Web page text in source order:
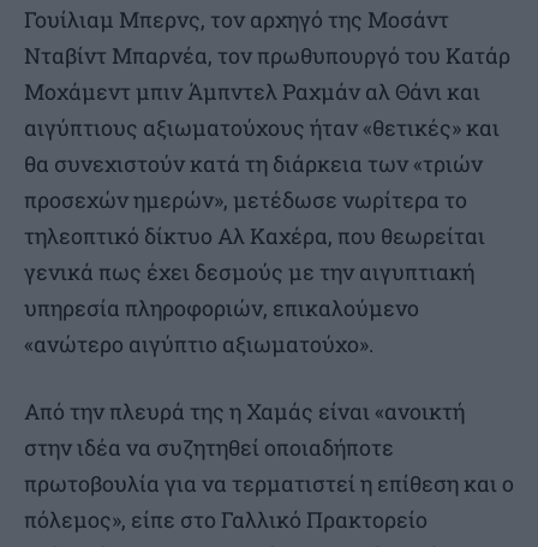
Γουίλιαμ Μπερνς, τον αρχηγό της Μοσάντ
Νταβίντ Μπαρνέα, τον πρωθυπουργό του Κατάρ
Μοχάμεντ μπιν Άμπντελ Ραχμάν αλ Θάνι και
αιγύπτιους αξιωματούχους ήταν «θετικές» και
θα συνεχιστούν κατά τη διάρκεια των «τριών
προσεχών ημερών», μετέδωσε νωρίτερα το
τηλεοπτικό δίκτυο Αλ Καχέρα, που θεωρείται
γενικά πως έχει δεσμούς με την αιγυπτιακή
υπηρεσία πληροφοριών, επικαλούμενο
«ανώτερο αιγύπτιο αξιωματούχο».
Από την πλευρά της η Χαμάς είναι «ανοικτή
στην ιδέα να συζητηθεί οποιαδήποτε
πρωτοβουλία για να τερματιστεί η επίθεση και ο
πόλεμος», είπε στο Γαλλικό Πρακτορείο